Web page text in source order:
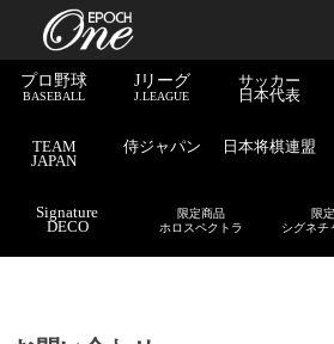
プロ野球
BASEBALL
Jリーグ
J.LEAGUE
サッカー
日本代表
TEAM
JAPAN
侍ジャパン 日本将棋連盟
Signature
DECO
限定商品
ホロスペクトラ
限
シグネチ